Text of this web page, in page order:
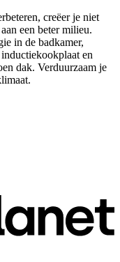
creëer je niet
een beter milieu.
in de badkamer,
en
dak. Verduurzaam je